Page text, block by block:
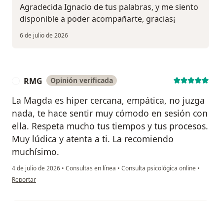
Agradecida Ignacio de tus palabras, y me siento
disponible a poder acompañarte, gracias¡
6 de julio de 2026
RMG Opinión verificada
La Magda es hiper cercana, empática, no juzga
nada, te hace sentir muy cómodo en sesión con
ella. Respeta mucho tus tiempos y tus procesos.
Muy lúdica y atenta a ti. La recomiendo
muchísimo.
4 de julio de 2026 • Consultas en línea • Consulta psicológica online •
en opinión del usuario RMG
Reportar